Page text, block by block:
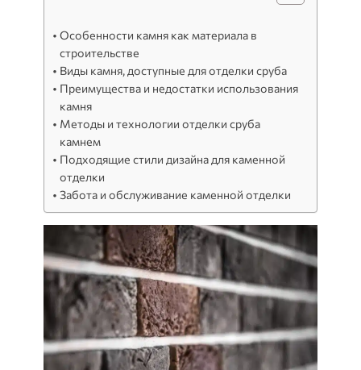
Особенности камня как материала в
строительстве
Виды камня, доступные для отделки сруба
Преимущества и недостатки использования
камня
Методы и технологии отделки сруба
камнем
Подходящие стили дизайна для каменной
отделки
Забота и обслуживание каменной отделки